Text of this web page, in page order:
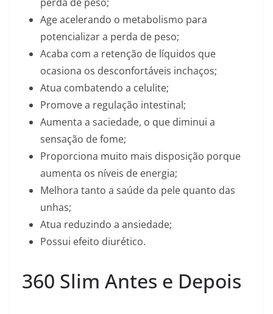
Age acelerando o metabolismo para
potencializar a perda de peso;
Acaba com a retenção de líquidos que
ocasiona os desconfortáveis inchaços;
Atua combatendo a celulite;
Promove a regulação intestinal;
Aumenta a saciedade, o que diminui a
sensação de fome;
Proporciona muito mais disposição porque
aumenta os níveis de energia;
Melhora tanto a saúde da pele quanto das
unhas;
Atua reduzindo a ansiedade;
Possui efeito diurético.
360 Slim Antes e Depois